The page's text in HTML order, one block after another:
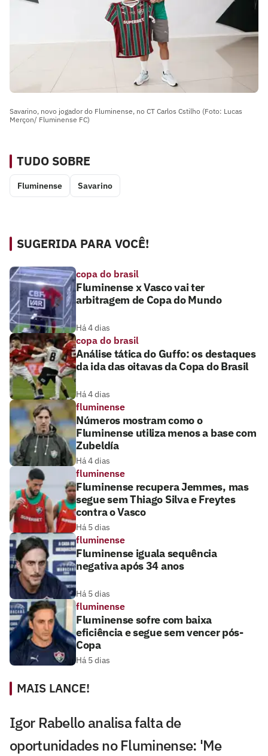
Savarino, novo jogador do Fluminense, no CT Carlos Cstilho (Foto: Lucas
Merçon/ Fluminense FC)
TUDO SOBRE
Fluminense Savarino
SUGERIDA PARA VOCÊ!
copa do brasil
Fluminense x Vasco vai ter
arbitragem de Copa do Mundo
Há 4 dias
copa do brasil
Análise tática do Guffo: os destaques
da ida das oitavas da Copa do Brasil
Há 4 dias
fluminense
Números mostram como o
Fluminense utiliza menos a base com
Zubeldía
Há 4 dias
fluminense
Fluminense recupera Jemmes, mas
segue sem Thiago Silva e Freytes
contra o Vasco
Há 5 dias
fluminense
Fluminense iguala sequência
negativa após 34 anos
Há 5 dias
fluminense
Fluminense sofre com baixa
eficiência e segue sem vencer pós-
Copa
Há 5 dias
MAIS LANCE!
Igor Rabello analisa falta de
oportunidades no Fluminense: 'Me